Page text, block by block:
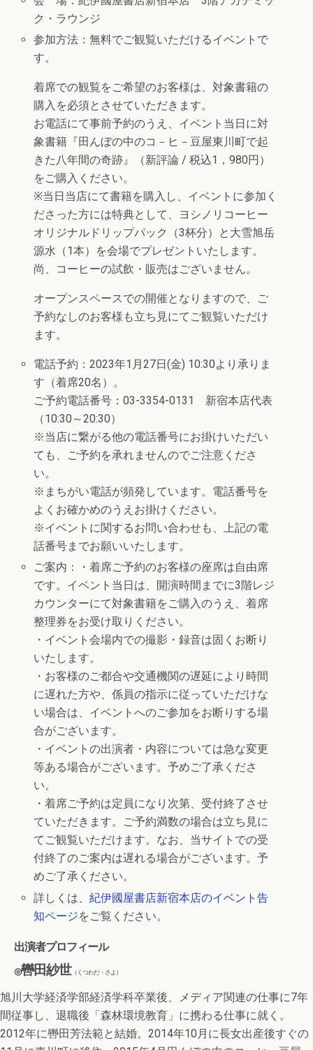
ク・ラウンジ
参加方法：無料でご観覧いただけるイベントで
す。
着席での観覧をご希望のお客様は、対象書籍の
購入を必須とさせていただきます。
お電話にて事前予約のうえ、イベント当日に対
象書籍『田んぼの中のコ－ヒ－豆屋東川町で起
きた八年間の奇跡』（新評論 / 税込1，980円）
をご購入ください。
※当日当店にて書籍を購入し、イベントに参加く
ださった方には特典として、ヨシノリコーヒー
オリジナルドリップパック（3杯分）と大雪旭岳
源水（1本）を会場でプレゼントいたします。
尚、コーヒーの試飲・販売はございません。
オープンスペースでの開催となりますので、ご
予約なしのお客様も立ち見にてご観覧いただけ
ます。
電話予約：2023年1月27日(金) 10:30より承りま
す（着席20名）。
ご予約電話番号：03-3354-0131 新宿本店代表
（10:30～20:30）
※当店に繋がる他の電話番号にお掛けいただい
ても、ご予約を承れませんのでご注意くださ
い。
※まちがい電話が頻発しています。電話番号を
よくお確かめのうえお掛けください。
※イベントに関するお問い合わせも、上記の電
話番号までお願いいたします。
ご案内：・着席ご予約のお客様の座席は自由席
です。イベント当日は、開演時間までに3階レジ
カウンターにて対象書籍をご購入のうえ、着席
整理券をお受け取りください。
・イベント会場内での撮影・録音は固くお断り
いたします。
・お客様のご都合や交通機関の遅延により時間
に遅れた方や、係員の指示に従っていただけな
い場合は、イベントへのご参加をお断りする場
合がございます。
・イベントの出演者・内容については急な変更
等ある場合がございます。予めご了承くださ
い。
・着席ご予約は定員になり次第、受付終了させ
ていただきます。ご予約満数の場合は立ち見に
てご観覧いただけます。なお、当サイトでの受
付終了のご案内は遅れる場合がございます。予
めご了承ください。
詳しくは、紀伊國屋書店新宿本店のイベント告
知ページをご覧ください。
出演者プロフィール
◎轡田紗世 （くつわだ・さよ）
旭川大学経済学部経済学科卒業後、メディア関連の仕事に7年
間従事し、退職後「森林環境教育」に携わる仕事に就く。
2012年に轡田芳法範と結婚。2014年10月に長女出産後すぐの